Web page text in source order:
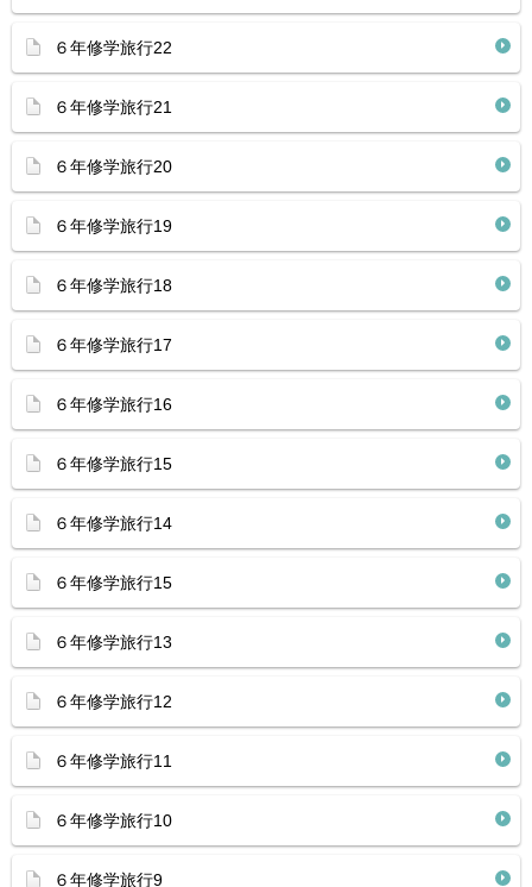
６年修学旅行22
６年修学旅行21
６年修学旅行20
６年修学旅行19
６年修学旅行18
６年修学旅行17
６年修学旅行16
６年修学旅行15
６年修学旅行14
６年修学旅行15
６年修学旅行13
６年修学旅行12
６年修学旅行11
６年修学旅行10
６年修学旅行9